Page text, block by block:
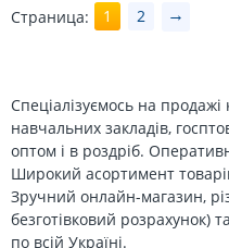
Страница: 1 2 →
Спеціалізуємось на продажі
навчальних закладів,
оптом і в роздріб.
Широкий асортимент
Зручний онлайн-магазин,
безготівковий розрахунок)
по всій Україні.